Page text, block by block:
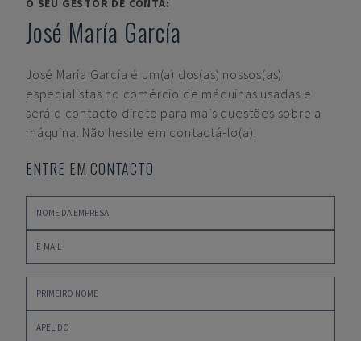
O SEU GESTOR DE CONTA:
José María García
José María García é um(a) dos(as) nossos(as)
especialistas no comércio de máquinas usadas e
será o contacto direto para mais questões sobre a
máquina. Não hesite em contactá-lo(a).
ENTRE EM CONTACTO